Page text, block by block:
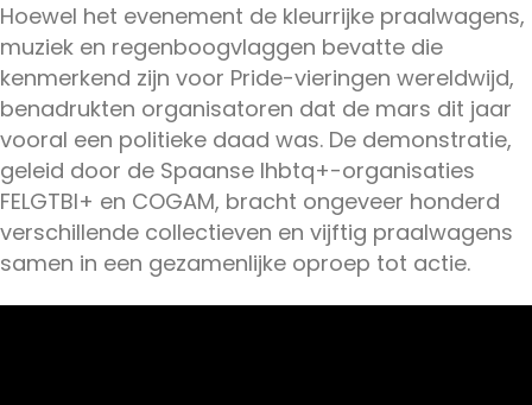
Hoewel het evenement de kleurrijke praalwagens,
muziek en regenboogvlaggen bevatte die
kenmerkend zijn voor Pride-vieringen wereldwijd,
benadrukten organisatoren dat de mars dit jaar
vooral een politieke daad was. De demonstratie,
geleid door de Spaanse lhbtq+-organisaties
FELGTBI+ en COGAM, bracht ongeveer honderd
verschillende collectieven en vijftig praalwagens
samen in een gezamenlijke oproep tot actie.